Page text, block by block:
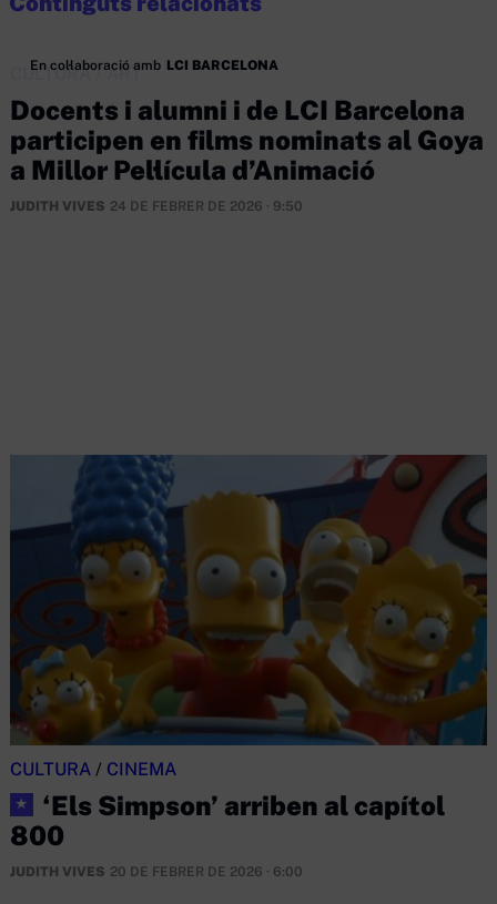
En col·laboració amb LCI BARCELONA
CULTURA/ART
Docents i alumni i de LCI Barcelona
participen en films nominats al Goya
a Millor Pel·lícula d’Animació
JUDITH VIVES 24 DE FEBRER DE 2026 · 9:50
CULTURA / CINEMA
★
‘Els Simpson’ arriben al capítol
800
JUDITH VIVES 20 DE FEBRER DE 2026 · 6:00